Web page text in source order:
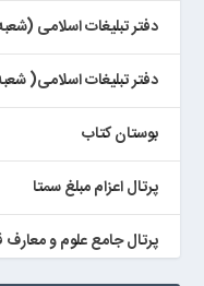
دفتر تبلیغات اسلامی
دفتر تبلیغات اسلامی(
بوستان کتاب
پرتال اعزام مبلغ سمتا
پرتال جامع علوم و معارف